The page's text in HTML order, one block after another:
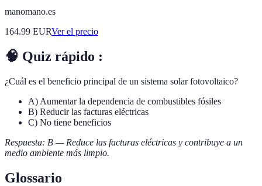
manomano.es
164.99 EURVer el precio
🧠 Quiz rápido :
¿Cuál es el beneficio principal de un sistema solar fotovoltaico?
A) Aumentar la dependencia de combustibles fósiles
B) Reducir las facturas eléctricas
C) No tiene beneficios
Respuesta: B — Reduce las facturas eléctricas y contribuye a un
medio ambiente más limpio.
Glossario